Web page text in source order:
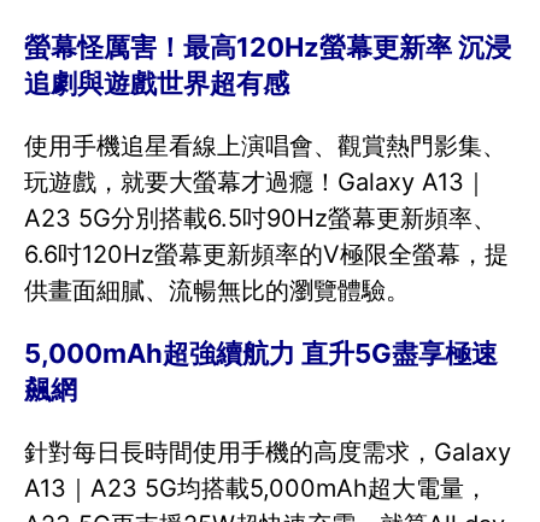
螢幕怪厲害！最高120Hz螢幕更新率 沉浸
追劇與遊戲世界超有感
使用手機追星看線上演唱會、觀賞熱門影集、
玩遊戲，就要大螢幕才過癮！Galaxy A13｜
A23 5G分別搭載6.5吋90Hz螢幕更新頻率、
6.6吋120Hz螢幕更新頻率的V極限全螢幕，提
供畫面細膩、流暢無比的瀏覽體驗。
5,000mAh超強續航力 直升5G盡享極速
飆網
針對每日長時間使用手機的高度需求，Galaxy
A13｜A23 5G均搭載5,000mAh超大電量，